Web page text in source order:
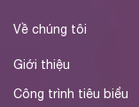
Về chúng tôi
Giới thiệu
Công trình tiêu biểu